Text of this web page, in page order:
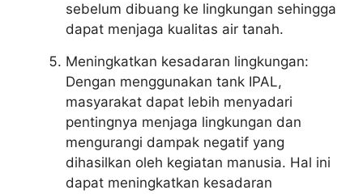
sebelum dibuang ke lingkungan sehingga
dapat menjaga kualitas air tanah.
Meningkatkan kesadaran lingkungan:
Dengan menggunakan tank IPAL,
masyarakat dapat lebih menyadari
pentingnya menjaga lingkungan dan
mengurangi dampak negatif yang
dihasilkan oleh kegiatan manusia. Hal ini
dapat meningkatkan kesadaran